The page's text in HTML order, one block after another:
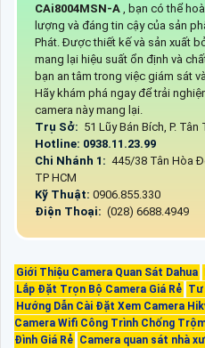
CAi8004MSN-A
, bạn có thể
lượng và đáng tin cậy của sản
Phát. Được thiết kế và sản xuất
mang lại hiệu suất ổn định và
bạn an tâm trong việc giám sát
Hãy khám phá ngay để trải
camera này mang lại.
Trụ Sở: 51 Lũy Bán Bích, P. Tân
Hotline: 0938.11.23.99
Chi Nhánh 1: 445/38 Tân Hòa
TP HCM
Kỹ Thuật: 0906.855.330
Điện Thoại: (028) 6688.4949
Giới Thiệu Camera Quan Sát Dahua
Lắp Đặt Trọn Bộ Camera Giá Rẻ Tư
Hướng Dẫn Cài Đặt Xem Camera
Camera Wifi Công Trình Chống
Đình Giá Rẻ Camera quan sát nhà